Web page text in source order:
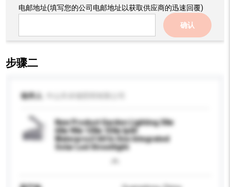
电邮地址(填写您的公司电邮地址以获取供应商的迅速回覆)
确认
步骤二
收件人
New Product Garden Lighting 30w
60w 90w 120w 150w Ip65
Waterproof All In One Integrated
Solar Led Streetlight